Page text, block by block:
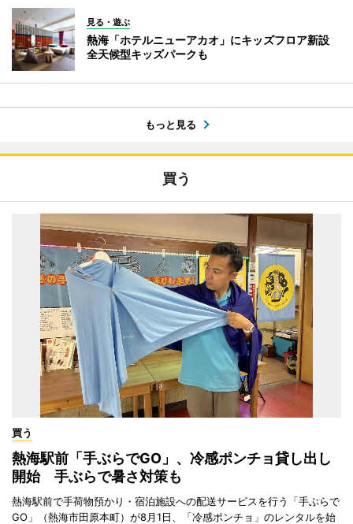
見る・遊ぶ
熱海「ホテルニューアカオ」にキッズフロア新設
全天候型キッズパークも
もっと見る
買う
買う
熱海駅前「手ぶらでGO」、冷感ポンチョ貸し出し
開始 手ぶらで暑さ対策も
熱海駅前で手荷物預かり・宿泊施設への配送サービスを行う「手ぶらで
GO」（熱海市田原本町）が8月1日、「冷感ポンチョ」のレンタルを始